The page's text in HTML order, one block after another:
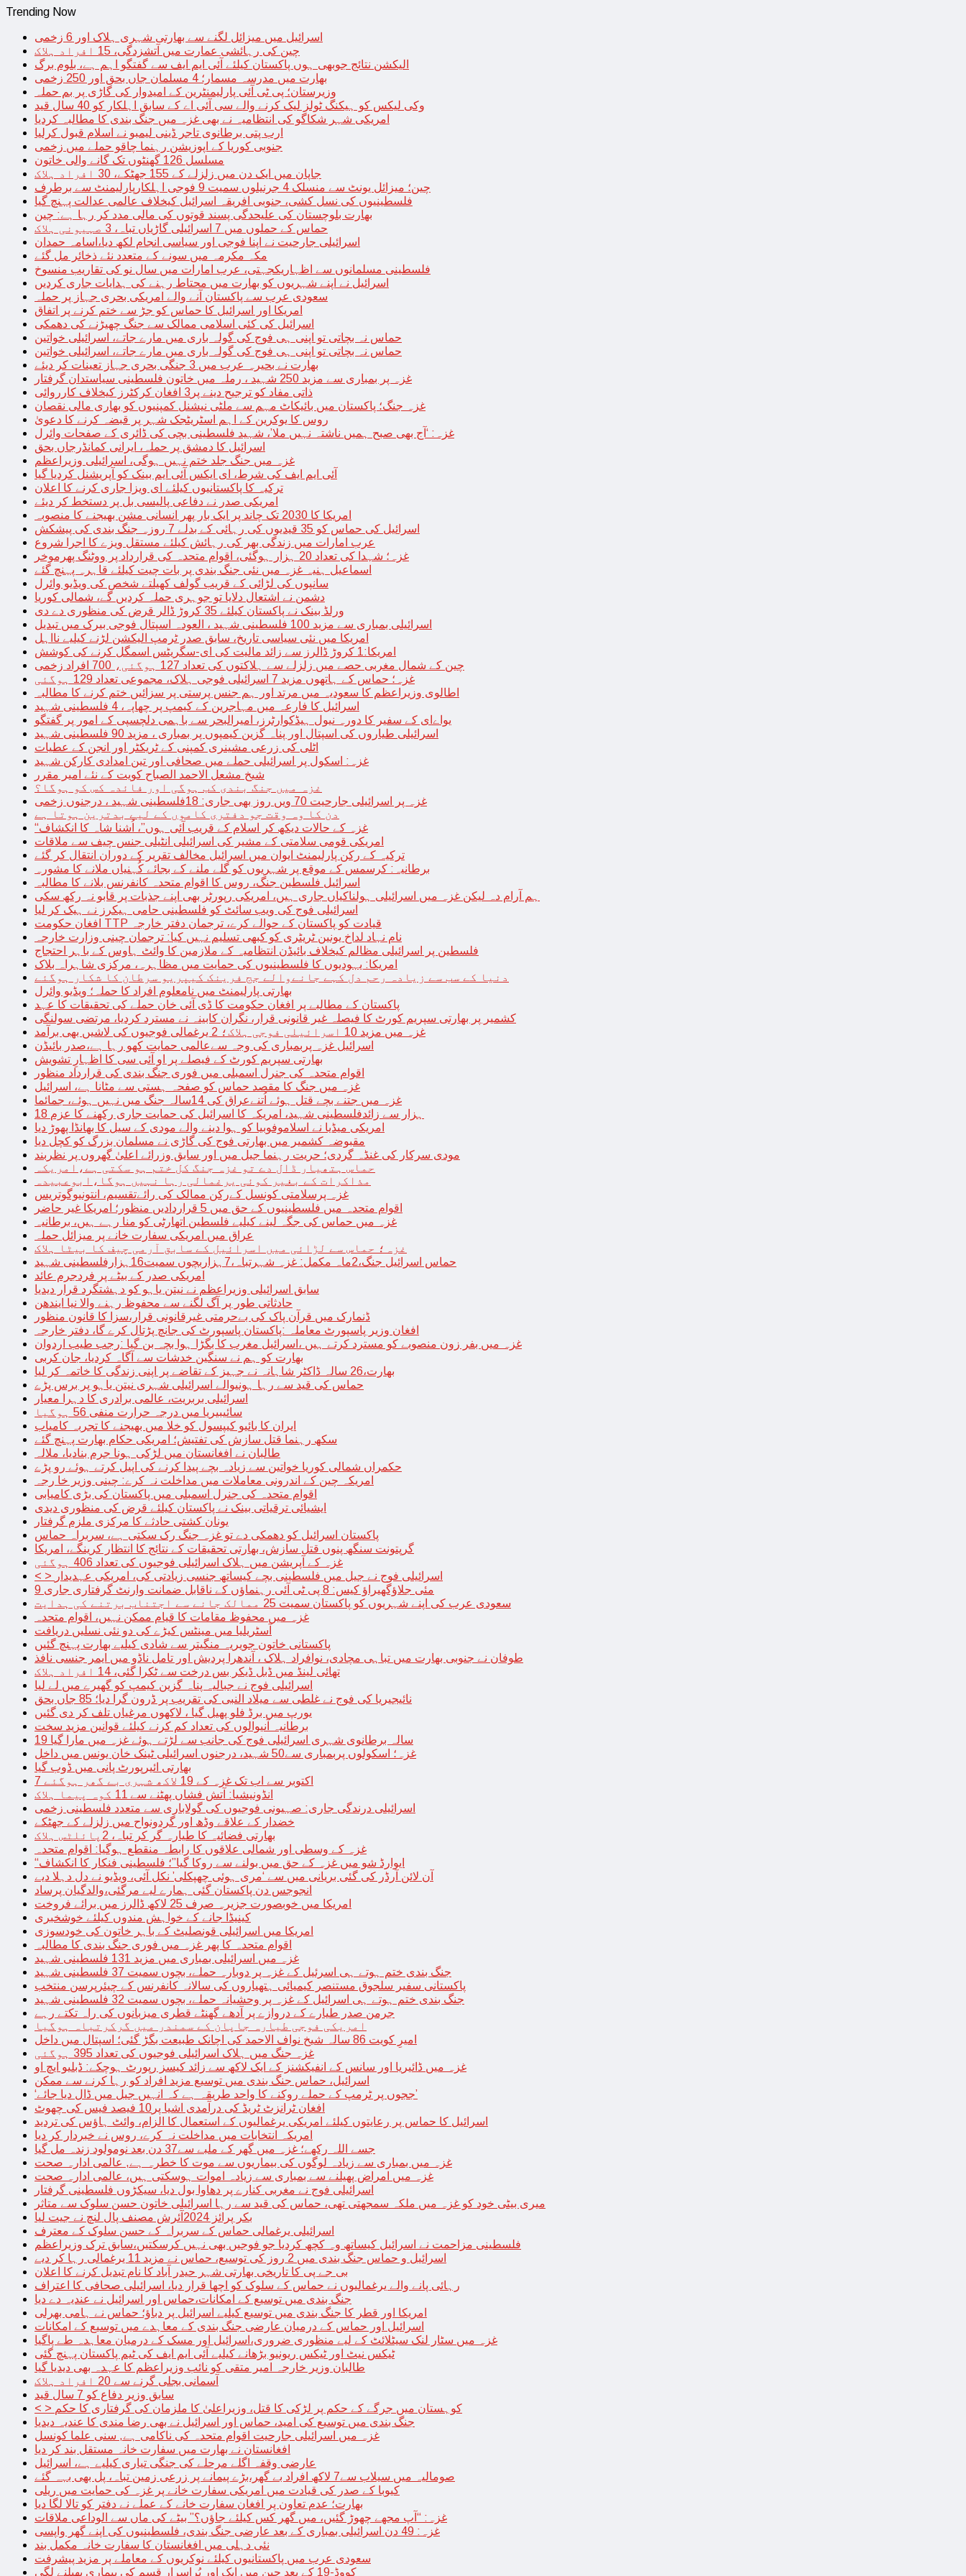
Trending Now
اسرائیل میں میزائل لگنے سے بھارتی شہری ہلاک اور 6 زخمی
چین کی رہائشی عمارت میں آتشزدگی، 15 افراد ہلاک
الیکشن نتائج جوبھی ہوں پاکستان کیلئے آئی ایم ایف سے گفتگو اہم ہے، بلوم برگ
بھارت میں مدرسہ مسمار؛ 4 مسلمان جاں بحق اور 250 زخمی
وزیرستان؛ پی ٹی آئی پارلیمنٹرین کے امیدوار کی گاڑی پر بم حملہ
وکی لیکس کو ہیکنگ ٹولز لیک کرنے والے سی آئی اے کے سابق اہلکار کو 40 سال قید
امریکی شہر شکاگو کی انتظامیہ نے بھی غزہ میں جنگ بندی کا مطالبہ کردیا
ارب پتی برطانوی تاجر ڈینی لیمبو نے اسلام قبول کرلیا
جنوبی کوریا کے اپوزیشن رہنما چاقو حملے میں زخمی
مسلسل 126 گھنٹوں تک گانے والی خاتون
جاپان میں ایک دن میں زلزلے کے 155 جھٹکے، 30 افراد ہلاک
چین؛ میزائل یونٹ سے منسلک 4 جرنیلوں سمیت 9 فوجی اہلکارپارلیمنٹ سے برطرف
فلسطینیوں کی نسل کشی، جنوبی افریقہ اسرائیل کیخلاف عالمی عدالت پہنچ گیا
بھارت بلوچستان کی علیحدگی پسند قوتوں کی مالی مدد کر رہا ہے: چین
حماس کے حملوں میں 7 اسرائیلی گاڑیاں تباہ، 3 صہیونی ہلاک
اسرائیلی جارحیت نے اپنا فوجی اور سیاسی انجام لکھ دیا،اسامہ حمدان
مکہ مکرمہ میں سونے کے متعدد نئے ذخائر مل گئے
فلسطینی مسلمانوں سے اظہاریکجہتی، عرب امارات میں سال نو کی تقاریب منسوخ
اسرائیل نے اپنے شہریوں کو بھارت میں محتاط رہنے کی ہدایات جاری کردیں
سعودی عرب سے پاکستان آنے والے امریکی بحری جہاز پر حملہ
امریکا اور اسرائیل کا حماس کو جڑ سے ختم کرنے پر اتفاق
اسرائیل کی کئی اسلامی ممالک سے جنگ چھیڑنے کی دھمکی
حماس نہ بچاتی تو اپنی ہی فوج کی گولہ باری میں مارے جاتے، اسرائیلی خواتین
حماس نہ بچاتی تو اپنی ہی فوج کی گولہ باری میں مارے جاتے، اسرائیلی خواتین
بھارت نے بحیرہ عرب میں 3 جنگی بحری جہاز تعینات کر دیئے
غزہ پر بمباری سے مزید 250 شہید ، رملہ میں خاتون فلسطینی سیاستدان گرفتار
ذاتی مفاد کو ترجیح دینے پر3 افغان کرکٹرز کیخلاف کارروائی
غزہ جنگ؛ پاکستان میں بائیکاٹ مہم سے ملٹی نیشنل کمپنیوں کو بھاری مالی نقصان
روس کا یوکرین کے اہم اسٹریٹجک شہر پر قبضہ کرنے کا دعویٰ
غزہ: ‘آج بھی صبح ہمیں ناشتہ نہیں ملا’، شہید فلسطینی بچی کی ڈائری کے صفحات وائرل
اسرائیل کا دمشق پر حملہ، ایرانی کمانڈرجاں بحق
غزہ میں جنگ جلد ختم نہیں ہوگی، اسرائیلی وزیراعظم
آئی ایم ایف کی شرط، ای ایکس آئی ایم بینک کو آپریشنل کردیا گیا
ترکیہ کا پاکستانیوں کیلئے ای ویزا جاری کرنے کا اعلان
امریکی صدر نے دفاعی پالیسی بل پر دستخط کر دیئے
امریکا کا 2030 تک چاند پر ایک بار پھر انسانی مشن بھیجنے کا منصوبہ
اسرائیل کی حماس کو 35 قیدیوں کی رہائی کے بدلے 7 روزہ جنگ بندی کی پیشکش
عرب امارات میں زندگی بھر کی رہائش کیلئے مستقل ویزے کا اجرا شروع
غزہ؛ شہدا کی تعداد 20 ہزار ہوگئی، اقوام متحدہ کی قرارداد پر ووٹنگ پھرموخر
اسماعیل ہنیہ غزہ میں نئی جنگ بندی پر بات چیت کیلئے قاہرہ پہنچ گئے
سانپوں کی لڑائی کے قریب گولف کھیلتے شخص کی ویڈیو وائرل
دشمن نے اشتعال دلایا تو جوہری حملہ کردیں گے، شمالی کوریا
ورلڈ بینک نے پاکستان کیلئے 35 کروڑ ڈالر قرض کی منظوری دے دی
اسرائیلی بمباری سے مزید 100 فلسطینی شہید ، العودہ اسپتال فوجی بیرک میں تبدیل
امریکا میں نئی سیاسی تاریخ، سابق صدر ٹرمپ الیکشن لڑنے کیلیے نااہل
امریکا:1 کروڑ ڈالرز سے زائد مالیت کی ای-سگریٹس اسمگل کرنے کی کوشش
چین کے شمال مغربی حصے میں زلزلے سے ہلاکتوں کی تعداد 127 ہوگئی، 700 افراد زخمی
غزہ؛ حماس کے ہاتھوں مزید 7 اسرائیلی فوجی ہلاک، مجموعی تعداد 129 ہوگئی
اطالوی وزیراعظم کا سعودیہ میں مرتد اور ہم جنس پرستی پر سزائیں ختم کرنے کا مطالبہ
اسرائیل کا فارعہ میں مہاجرین کے کیمپ پر چھاپہ، 4 فلسطینی شہید
یواےای کے سفیر کا دورہ نیول ہیڈکوارٹرز، امیرالبحر سے باہمی دلچسپی کے امور پر گفتگو
اسرائیلی طیاروں کی اسپتال اور پناہ گزین کیمپوں پر بمباری ، مزید 90 فلسطینی شہید
اٹلی کی زرعی مشینری کمپنی کے ٹریکٹر اور انجن کے عطیات
غزہ: اسکول پر اسرائیلی حملے میں صحافی اور تین امدادی کارکن شہید
شیخ مشعل الاحمد الصباح کویت کے نئے امیر مقرر
غزہ میں جنگ بندی کب ہوگی اور فائدہ کس کو ہوگا؟
غزہ پر اسرائیلی جارحیت 70 ویں روز بھی جاری: 18فلسطینی شہید ، درجنوں زخمی
دن کا وہ وقت جو دفتری کاموں کے لیے بدترین ہوتا ہے
“غزہ کے حالات دیکھ کر اسلام کے قریب آئی ہوں”، اُشنا شاہ کا انکشاف
امریکی قومی سلامتی کے مشیر کی اسرائیلی انٹیلی جنس چیف سے ملاقات
ترکیہ کے رکن پارلیمنٹ ایوان میں اسرائیل مخالف تقریر کے دوران انتقال کر گئے
برطانیہ: کرسمس کے موقع پر شہریوں کو گلے ملنے کے بجائے کُہنیاں ملانے کا مشورہ
اسرائیل فلسطین جنگ، روس کا اقوام متحدہ کانفرنس بلانے کا مطالبہ
ہم آرام دہ لیکن غزہ میں اسرائیلی ہولناکیاں جاری ہیں، امریکی رپورٹر بھی اپنے جذبات پر قابو نہ رکھ سکی
اسرائیلی فوج کی ویب سائٹ کو فلسطینی حامی ہیکرز نے ہیک کر لیا
افغان حکومت TTP قیادت کو پاکستان کے حوالے کرے، ترجمان دفتر خارجہ
نام نہاد لداخ یونین ٹریٹری کو کبھی تسلیم نہیں کیا: ترجمان چینی وزارت خارجہ
فلسطین پر اسرائیلی مظالم کیخلاف بائیڈن انتظامیہ کے ملازمین کا وائٹ ہاوس کے باہر احتجاج
امریکا: یہودیوں کا فلسطینیوں کی حمایت میں مظاہرہ، مرکزی شاہراہ بلاک
دنیا کے سب سے زیادہ رحم دل کہے جانےوالے جج فرینک کیپریو سرطان کا شکار ہوگئے
بھارتی پارلیمنٹ میں نامعلوم افراد کا حملہ؛ ویڈیو وائرل
پاکستان کے مطالبے پر افغان حکومت کا ڈی آئی خان حملے کی تحقیقات کا عہد
کشمیر پر بھارتی سپریم کورٹ کا فیصلہ غیر قانونی قرار، نگران کابینہ نے مسترد کردیا، مرتضی سولنگی
غزہ میں مزید 10 اسرائیلی فوجی ہلاک؛ 2 یرغمالی فوجیوں کی لاشیں بھی برآمد
اسرائیل غزہ پربمباری کی وجہ سےعالمی حمایت کھو رہا ہے،صدر بائیڈن
بھارتی سپریم کورٹ کے فیصلے پر او آئی سی کا اظہارِ تشویش
اقوام متحدہ کی جنرل اسمبلی میں فوری جنگ بندی کی قرارداد منظور
غزہ میں جنگ کا مقصد حماس کو صفحہ ہستی سے مٹانا ہے، اسرائیل
غزہ میں جتنے بچے قتل ہوئے اُتنےعراق کی 14سالہ جنگ میں نہیں ہوئے، جمائما
18 ہزار سے زائدفلسطینی شہید، امریکہ کا اسرائیل کی حمایت جاری رکھنے کا عزم
امریکی میڈیا نے اسلاموفوبیا کو ہوا دینے والے مودی کے سیل کا بھانڈا پھوڑ دیا
مقبوضہ کشمیر میں بھارتی فوج کی گاڑی نے مسلمان بزرگ کو کچل دیا
مودی سرکار کی غنڈہ گردی؛ حریت رہنما جیل میں اور سابق وزرائے اعلیٰ گھروں پر نظربند
حماس ہتھیار ڈال دے تو غزہ جنگ کل ختم ہو سکتی ہے،امریکہ
مذاکرات کے بغیر کوئی یرغمالی رہا نہیں ہوگا،ابوعبیدہ
غزہ پرسلامتی کونسل کےرکن ممالک کی رائےتقسیم، انتونیوگوتریس
اقوام متحدہ میں فلسطینیوں کے حق میں 5 قراردادیں منظور؛ امریکا غیر حاضر
غزہ میں حماس کی جگہ لینے کیلیے فلسطین اتھارٹی کو منا رہے ہیں، برطانیہ
عراق میں امریکی سفارت خانے پر میزائل حملہ
غزہ؛ حماس سے لڑائی میں اسرائیل کے سابق آرمی چیف کا بیٹا ہلاک
حماس اسرائیل جنگ،2ماہ مکمل: غزہ شہرتباہ،7ہزاربچوں سمیت16ہزارفلسطینی شہید
امریکی صدر کے بیٹے پر فردجرم عائد
سابق اسرائیلی وزیراعظم نے نیتن یاہو کو دہشتگرد قرار دیدیا
حادثاتی طور پر آگ لگنے سے محفوظ رہنے والا نیا ایندھن
ڈنمارک میں قرآن پاک کی بےحرمتی غیرقانونی قرار،سزا کا قانون منظور
افغان وزیر پاسپورٹ معاملہ :پاکستان پاسپورٹ کی جانچ پڑتال کرے گا، دفتر خارجہ
غزہ میں بفر زون منصوبے کو مسترد کرتے ہیں ،اسرائیل مغرب کا بگڑا ہوا بچہ بن گیا :رجب طیب اردوان
بھارت کو ہم نے سنگین خدشات سے آگاہ کردیا، جان کربی
بھارت،26 سالہ ڈاکٹر شاہانہ نے جہیز کے تقاضے پر اپنی زندگی کا خاتمہ کر لیا
حماس کی قید سے رہا ہونیوالے اسرائیلی شہری نیتن یاہو پر برس پڑے
اسرائیلی بربریت، عالمی برادری کا دہرا معیار
سائیبیریا میں درجہ حرارت منفی 56 ہوگیا
ایران کا بائیو کیپسول کو خلا میں بھیجنے کا تجربہ کامیاب
سکھ رہنما قتل سازش کی تفتیش؛ امریکی حکام بھارت پہنچ گئے
طالبان نے افغانستان میں لڑکی ہونا جرم بنادیا، ملالہ
حکمراں شمالی کوریا خواتین سے زیادہ بچے پیدا کرنے کی اپیل کرتے ہوئے رو پڑے
امریکہ چین کے اندرونی معاملات میں مداخلت نہ کرے: چینی وزیر خا رجہ
اقوام متحدہ کی جنرل اسمبلی میں پاکستان کی بڑی کامیابی
ایشیائی ترقیاتی بینک نے پاکستان کیلئے قرض کی منظوری دیدی
یونان کشتی حادثے کا مرکزی ملزم گرفتار
پاکستان اسرائیل کو دھمکی دے تو غزہ جنگ رک سکتی ہے، سربراہ حماس
گرپتونت سنگھ پنوں قتل سازش، بھارتی تحقیقات کے نتائج کا انتظار کرینگے، امریکا
غزہ کے آپریشن میں ہلاک اسرائیلی فوجیوں کی تعداد 406 ہوگئی
< > اسرائیلی فوج نے جیل میں فلسطینی بچے کیساتھ جنسی زیادتی کی، امریکی عہدیدار
9 مئی جلاؤگھیراؤ کیس: 8 پی ٹی آئی رہنماؤں کے ناقابل ضمانت وارنٹ گرفتاری جاری
سعودی عرب کی اپنے شہریوں کو پاکستان سمیت 25 ممالک جانے سے اجتناب برتنے کی ہدایت
غزہ میں محفوظ مقامات کا قیام ممکن نہیں، اقوام متحدہ
آسٹریلیا میں مینٹس کیڑے کی دو نئی نسلیں دریافت
پاکستانی خاتون جویریہ منگیتر سے شادی کیلیے بھارت پہنچ گئیں
طوفان نے جنوبی بھارت میں تباہی مچادی، نوافراد ہلاک ، آندھرا پردیش اور تامل ناڈو میں ایمر جنسی نافذ
تھائی لینڈ میں ڈبل ڈیکر بس درخت سے ٹکرا گئی، 14 افراد ہلاک
اسرائیلی فوج نے جبالیہ پناہ گزین کیمپ کو گھیرے میں لے لیا
نائیجیریا کی فوج نے غلطی سے میلاد النبی کی تقریب پر ڈرون گرا دیا؛ 85 جاں بحق
یورپ میں برڈ فلو پھیل گیا ، لاکھوں مرغیاں تلف کر دی گئیں
برطانیہ آنیوالوں کی تعداد کم کرنے کیلئے قوانین مزید سخت
19 سالہ برطانوی شہری اسرائیلی فوج کی جانب سے لڑتے ہوئے غزہ میں مارا گیا
غزہ؛ اسکولوں پربمباری سے50 شہید، درجنوں اسرائیلی ٹینک خان یونس میں داخل
بھارتی ائیرپورٹ پانی میں ڈوب گیا
7 اکتوبر سے اب تک غزہ کے 19 لاکھ شہری بے گھر ہوگئے
انڈونیشیا: آتش فشاں پھٹنے سے 11 کوہ پیما ہلاک
اسرائیلی درندگی جاری: صہیونی فوجیوں کی گولاباری سے متعدد فلسطینی زخمی
خضدار کے علاقے وڈھ اور گردونواح میں زلزلے کے جھٹکے
بھارتی فضائیہ کا طیارہ گر کر تباہ، 2پائلٹس ہلاک
غزہ کے وسطی اور شمالی علاقوں کا رابطہ منقطع ہوگیا: اقوام متحدہ
“ایوارڈ شو میں غزہ کے حق میں بولنے سے روکا گیا”؛ فلسطینی فنکار کا انکشاف
آن لائن آرڈر کی گئی بریانی میں سے ‘مری ہوئی چھپکلی’ نکل آئی، ویڈیو نے دل دہلا دیے
انجوجس دن پاکستان گئی ہمارے لیے مرگئی،والدگیان پرساد
امریکا میں خوبصورت جزیرہ صرف 25 لاکھ ڈالرز میں برائے فروخت
کینیڈا جانے کے خواہش مندوں کیلئے خوشخبری
امریکا میں اسرائیلی قونصلیٹ کے باہر خاتون کی خودسوزی
اقوام متحدہ کا پھر غزہ میں فوری جنگ بندی کا مطالبہ
غزہ میں اسرائیلی بمباری میں مزید 131 فلسطینی شہید
جنگ بندی ختم ہوتے ہی اسرئیل کے غزہ پر دوبارہ حملے، بچوں سمیت 37 فلسطینی شہید
پاکستانی سفیر سلجوق مستنصر کیمیائی ہتھیاروں کی سالانہ کانفرنس کے چیئرپرسن منتخب
جنگ بندی ختم ہوتے ہی اسرائیل کے غزہ پر وحشیانہ حملے، بچوں سمیت 32 فلسطینی شہید
جرمن صدر طیارے کے دروازے پر آدھے گھنٹے قطری میزبانوں کی راہ تکتے رہے
امریکی فوجی طیارہ جاپان کے سمندر میں گرکرتباہ ہوگیا
امیرِ کویت 86 سالہ شیخ نواف الاحمد کی اچانک طبیعت بگڑ گئی؛ اسپتال میں داخل
غزہ جنگ میں ہلاک اسرائیلی فوجیوں کی تعداد 395 ہوگئی
غزہ میں ڈائیریا اور سانس کے انفیکشنز کے ایک لاکھ سے زائد کیسز رپورٹ ہوچکے: ڈبلیو ایچ او
اسرائیل، حماس جنگ بندی میں توسیع مزید افراد کو رہا کرنے سے ممکن
‘ججوں پر ٹرمپ کے حملے روکنے کا واحد طریقہ ہے کہ انہیں جیل میں ڈال دیا جائے’
افغان ٹرانزٹ ٹریڈ کی درآمدی اشیا پر10 فیصد فیس کی چھوٹ
اسرائیل کا حماس پر رعایتوں کیلئے امریکی یرغمالیوں کے استعمال کا الزام، وائٹ ہاؤس کی تردید
امریکہ انتخابات میں مداخلت نہ کرے، روس نے خبردار کر دیا
جسے اللہ رکھے؛ غزہ میں گھر کے ملبے سے37 دن بعد نومولود زندہ مل گیا
غزہ میں بمباری سے زیادہ لوگوں کی بیماریوں سے موت کا خطرہ ہے, عالمی ادارہ صحت
غزہ میں امراض پھیلنے سے بمباری سے زیادہ اموات ہوسکتی ہیں، عالمی ادارہ صحت
اسرائیلی فوج نے مغربی کنارے پر دھاوا بول دیا، سیکڑوں فلسطینی گرفتار
میری بیٹی خود کو غزہ میں ملکہ سمجھتی تھی، حماس کی قید سے رہا اسرائیلی خاتون حسن سلوک سے متاثر
بکر پرائز 2024آئرش مصنف پال لنچ نے جیت لیا
اسرائیلی یرغمالی حماس کے سربراہ کے حسن سلوک کے معترف
فلسطینی مزاحمت نے اسرائیل کیساتھ وہ کچھ کردیا جو فوجیں بھی نہیں کرسکتیں،سابق ترک وزیراعظم
اسرائیل و حماس جنگ بندی میں 2 روز کی توسیع، حماس نے مزید 11 یرغمالی رہا کر دیے
بی جے پی کا تاریخی بھارتی شہر حیدر آباد کا نام تبدیل کرنے کا اعلان
رہائی پانے والے یرغمالیوں نے حماس کے سلوک کو اچھا قرار دیا، اسرائیلی صحافی کا اعتراف
جنگ بندی میں توسیع کے امکانات،حماس اور اسرائیل نے عندیہ دے دیا
امریکا اور قطر کا جنگ بندی میں توسیع کیلیے اسرائیل پر دباؤ؛ حماس نے ہامی بھرلی
اسرائیل اور حماس کے درمیان عارضی جنگ بندی کے معاہدے میں توسیع کے امکانات
غزہ میں سٹار لنک سیٹلائٹ کے لیے منظوری ضروری،اسرائیل اور مسک کے درمیان معاہدہ طے پاگیا
ٹیکس نیٹ اور ٹیکس ریونیو بڑھانے کیلیے آئی ایم ایف کی ٹیم پاکستان پہنچ گئی
طالبان وزیر خارجہ امیر متقی کو نائب وزیراعظم کا عہدہ بھی دیدیا گیا
آسمانی بجلی گرنے سے 20 افراد ہلاک
سابق وزیر دفاع کو 7 سال قید
< > کوہستان میں جرگے کے حکم پر لڑکی کا قتل، وزیراعلیٰ کا ملزمان کی گرفتاری کا حکم
جنگ بندی میں توسیع کی امید، حماس اور اسرائیل نے بھی رضا مندی کا عندیہ دیدیا
غزہ میں اسرائیلی جارحیت اقوام متحدہ کی ناکامی ہے, سنی علما کونسل
افغانستان نے بھارت میں سفارت خانہ مستقل بند کر دیا
عارضی وقفہ اگلے مرحلے کی جنگی تیاری کیلیے ہے، اسرائیل
صومالیہ میں سیلاب سے7 لاکھ افراد بے گھر،بڑے پیمانے پر زرعی زمین تباہ، پل بھی بہہ گئے
کیوبا کے صدر کی قیادت میں امریکی سفارت خانے پر غزہ کی حمایت میں ریلی
بھارت؛ عدم تعاون پر افغان سفارت خانے کے عملے نے دفتر کو تالا لگا دیا
غزہ: “آپ مجھے چھوڑ گئیں، میں گھر کس کیلئے جاؤں؟” بیٹے کی ماں سے الوداعی ملاقات
غزہ: 49 دن اسرائیلی بمباری کے بعد عارضی جنگ بندی، فلسطینیوں کی اپنے گھر واپسی
نئی دہلی میں افغانستان کا سفارت خانہ مکمل بند
سعودی عرب میں پاکستانیوں کیلئے نوکریوں کے معاملے پر مزید پیشرفت
کووڈ-19 کے بعد چین میں ایک اور پُراسرار قسم کی بیماری پھیلنے لگی